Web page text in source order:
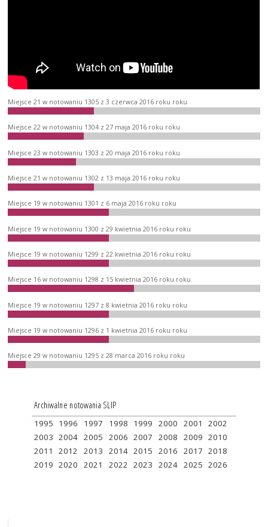
Miejsce 21 w notowaniu 1305 z 3 czerwca 2016 roku roku
Miejsce 22 w notowaniu 1304 z 27 maja 2016 roku roku
Miejsce 23 w notowaniu 1303 z 20 maja 2016 roku roku
Miejsce 21 w notowaniu 1302 z 13 maja 2016 roku roku
Miejsce 19 w notowaniu 1301 z 6 maja 2016 roku roku
Miejsce 19 w notowaniu 1300 z 29 kwietnia 2016 roku roku
Miejsce 19 w notowaniu 1299 z 22 kwietnia 2016 roku roku
Miejsce 16 w notowaniu 1298 z 15 kwietnia 2016 roku roku
Miejsce 19 w notowaniu 1297 z 8 kwietnia 2016 roku roku
Miejsce 19 w notowaniu 1296 z 1 kwietnia 2016 roku roku
Miejsce 29 w notowaniu 1295 z 28 marca 2016 roku roku
Archiwalne notowania SLIP
1995 1996 1997 1998 1999 2000 2001
2002
2003 2004 2005 2006 2007 2008 2009 2010
2011
2012 2013 2014 2015 2016 2017 2018
2019 2020 2021 2022 2023 2024 2025 2026